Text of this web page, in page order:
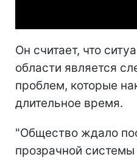
Он считает, что
области является
проблем, которые
длительное время.
"Общество ждало
прозрачной